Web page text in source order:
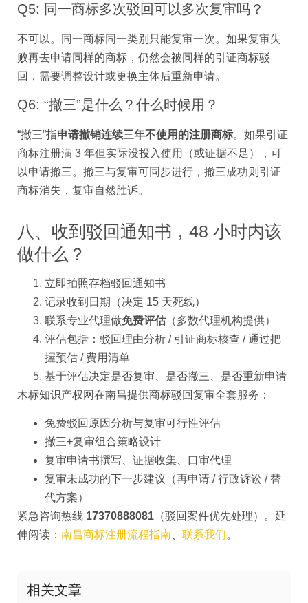
Q5: 同一商标多次驳回可以多次复审吗？
不可以。同一商标同一类别只能复审一次。如果复审失
败再去申请同样的商标，仍然会被同样的引证商标驳
回，需要调整设计或更换主体后重新申请。
Q6: “撤三”是什么？什么时候用？
“撤三”指申请撤销连续三年不使用的注册商标。如果引证
商标注册满 3 年但实际没投入使用（或证据不足），可
以申请撤三。撤三与复审可同步进行，撤三成功则引证
商标消失，复审自然胜诉。
八、收到驳回通知书，48 小时内该
做什么？
立即拍照存档驳回通知书
记录收到日期（决定 15 天死线）
联系专业代理做免费评估 （多数代理机构提供）
评估包括：驳回理由分析 / 引证商标核查 / 通过把
握预估 / 费用清单
基于评估决定是否复审、是否撤三、是否重新申请
木标知识产权网在南昌提供商标驳回复审全套服务：
免费驳回原因分析与复审可行性评估
撤三+复审组合策略设计
复审申请书撰写、证据收集、口审代理
复审未成功的下一步建议（再申请 / 行政诉讼 / 替
代方案）
紧急咨询热线 17370888081 （驳回案件优先处理）。延
伸阅读： 南昌商标注册流程指南 联系我们。
相关文章